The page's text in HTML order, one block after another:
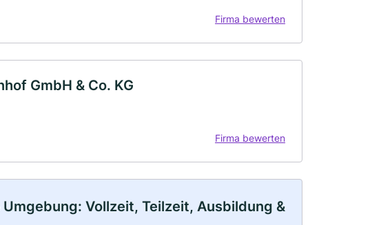
Firma bewerten
GmbH & Co. KG
Firma bewerten
Vollzeit, Teilzeit, Ausbildung &